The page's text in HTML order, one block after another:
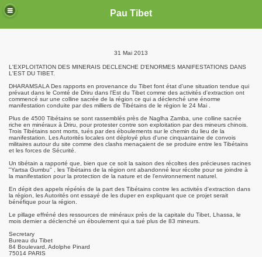
Pau Tibet
31 Mai 2013
L'EXPLOITATION DES MINERAIS DECLENCHE D'ENORMES MANIFESTATIONS DANS
L'EST DU TIBET.
DHARAMSALA Des rapports en provenance du Tibet font état d'une situation tendue qui
prévaut dans le Comté de Driru dans l'Est du Tibet comme des activités d'extraction ont
commencé sur une colline sacrée de la région ce qui a déclenché une énorme
manifestation conduite par des milliers de Tibétains de le région le 24 Mai .
Plus de 4500 Tibétains se sont rassemblés près de Naglha Zamba, une colline sacrée
riche en minéraux à Driru, pour protester contre son exploitation par des mineurs chinois.
Trois Tibétains sont morts, tués par des éboulements sur le chemin du lieu de la
manifestation. Les Autorités locales ont déployé plus d'une cinquantaine de convois
militaires autour du site comme des clashs menaçaient de se produire entre les Tibétains
et les forces de Sécurité.
Un tibétain a rapporté que, bien que ce soit la saison des récoltes des précieuses racines
"Yartsa Gumbu" , les Tibétains de la région ont abandonné leur récolte pour se joindre à
la manifestation pour la protection de la nature et de l'environnement naturel.
En dépit des appels répétés de la part des Tibétains contre les activités d'extraction dans
la région, les Autorités ont essayé de les duper en expliquant que ce projet serait
bénéfique pour la région.
Le pillage effréné des ressources de minéraux près de la capitale du Tibet, Lhassa, le
mois dernier a déclenché un éboulement qui a tué plus de 83 mineurs.
Secretary
Bureau du Tibet
84 Boulevard, Adolphe Pinard
75014 PARIS